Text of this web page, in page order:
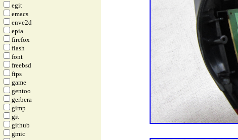
egit
emacs
enve2d
epia
firefox
flash
font
freebsd
ftps
game
gentoo
gerbera
gimp
git
github
gmic